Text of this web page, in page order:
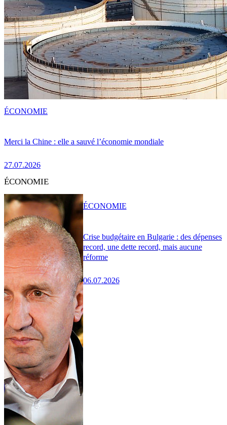
Merci la Chine : elle a sauvé l’économie mondiale
27.07.2026
ÉCONOMIE
ÉCONOMIE
Crise budgétaire en Bulgarie : des dépenses
record, une dette record, mais aucune
réforme
06.07.2026
ÉCONOMIE